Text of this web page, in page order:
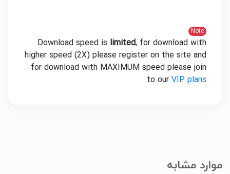
Note
Download speed is limited, for download with
higher speed (2X) please register on the site and
for download with MAXIMUM speed please join
to our VIP plans
.
موارد مشابه